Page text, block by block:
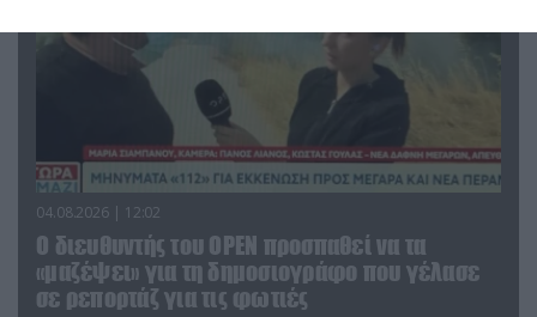
04.08.2026 | 12:02
O διευθυντής του OPEN προσπαθεί να τα
«μαζέψει» για τη δημοσιογράφο που γέλασε
σε ρεπορτάζ για τις φωτιές